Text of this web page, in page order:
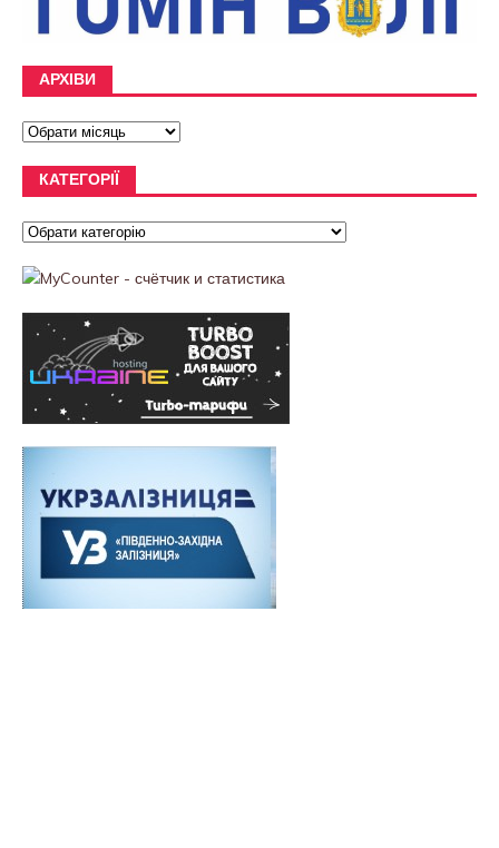
АРХІВИ
КАТЕГОРІЇ